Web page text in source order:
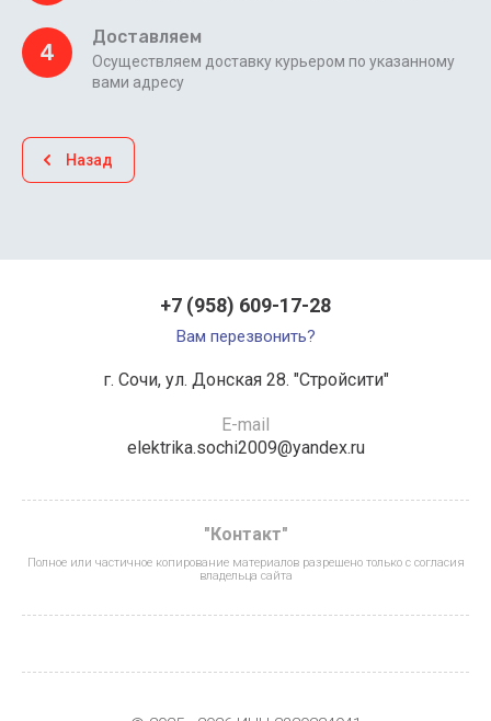
4
Доставляем
Осуществляем доставку курьером по указанному
вами адресу
Назад
+7 (958) 609-17-28
Вам перезвонить?
г. Сочи, ул. Донская 28. "Стройсити"
E-mail
elektrika.sochi2009@yandex.ru
"Контакт"
Полное или частичное копирование материалов разрешено только с согласия
владельца сайта